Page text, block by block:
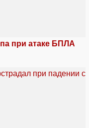
при атаке БПЛА